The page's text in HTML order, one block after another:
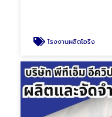
โรงงานผลิตโอริง